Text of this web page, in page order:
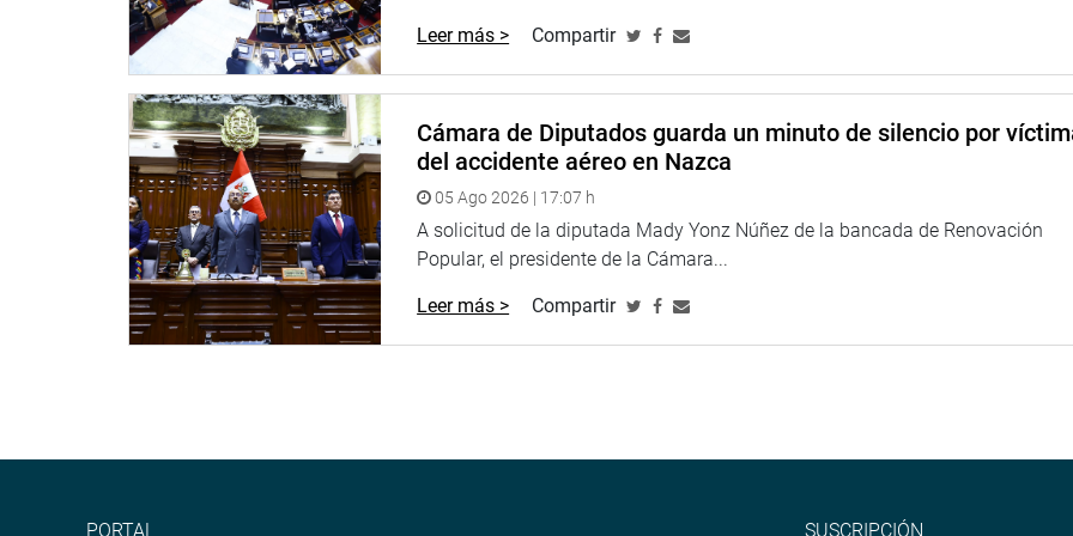
Leer más > Compartir
Cámara de Diputados guarda un minuto de silencio por
del accidente aéreo en Nazca
05 Ago 2026 | 17:07 h
A solicitud de la diputada Mady Yonz Núñez de la bancada de Renovación
Popular, el presidente de la Cámara...
Leer más > Compartir
PORTAL SUSCRIPCIÓN